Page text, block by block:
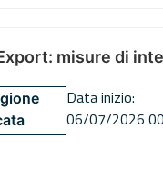
misure di
Data inizio:
06/07/2026